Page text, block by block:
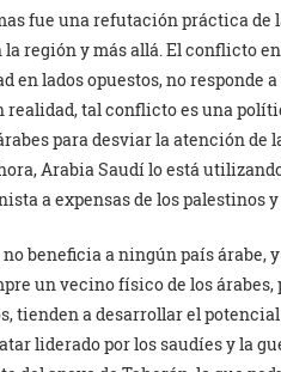
fue una refutación práctica de
región y más allá. El conflicto
en lados opuestos, no responde
tal conflicto es una
para desviar la atención de
Arabia Saudí lo está
a expensas de los palestinos
beneficia a ningún país árabe,
un vecino físico de los árabes,
tienden a desarrollar el
liderado por los saudíes y la